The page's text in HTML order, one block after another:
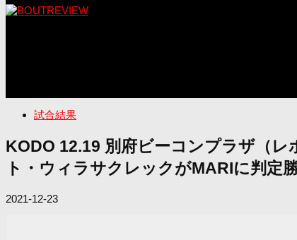
試合結果
KODO 12.19 別府ビーコンプラザ（
ト・ウィラサクレックがMARIに判定
2021-12-23